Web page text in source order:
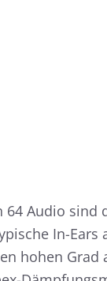
64 Audio
In-
hohen